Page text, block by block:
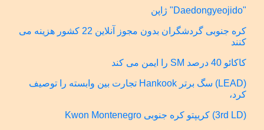
"Daedongyeojido" ژاپن
کره جنوبی گردشگران بدون مجوز آنلاین 22 کشور هزینه می
کنند
کاکائو 40 درصد SM را ایمن می کند
(LEAD) سگ برتر Hankook تجارت بین وابسته را توصیف
کرد،
(3rd LD) کریپتو کره جنوبی Kwon Montenegro